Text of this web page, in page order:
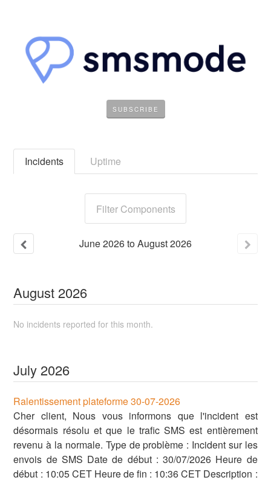
SUBSCRIBE
Incidents Uptime
Filter Components
June2026toAugust2026
August 2026
No incidents reported for this month.
July 2026
Ralentissement plateforme 30-07-2026
Cher client, Nous vous informons que l'incident est
désormais résolu et que le trafic SMS est entièrement
revenu à la normale. Type de problème : Incident sur les
envois de SMS Date de début : 30/07/2026 Heure de
début : 10:05 CET Heure de fin : 10:36 CET Description :